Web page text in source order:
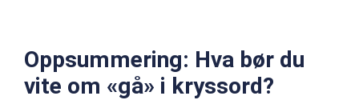
Oppsummering: Hva bør du
vite om «gå» i kryssord?